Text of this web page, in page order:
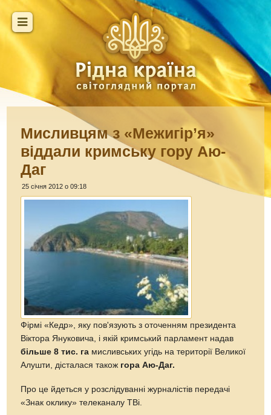
Мисливцям з «Межигір’я»
віддали кримську гору Аю-
Даг
25 січня 2012 о 09:18
Фірмі «Кедр», яку пов'язують з оточенням президента
Віктора Януковича, і якій кримський парламент надав
більше 8 тис. га мисливських угідь на території Великої
Алушти, дісталася також гора Аю-Даг.
Про це йдеться у розслідуванні журналістів передачі
«Знак оклику» телеканалу ТВі.